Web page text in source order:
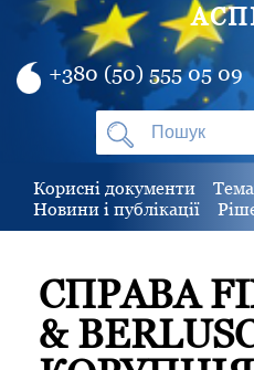
+380 (50) 555 05 09
Корисні документи
Новини і публікації
СПРАВА
&